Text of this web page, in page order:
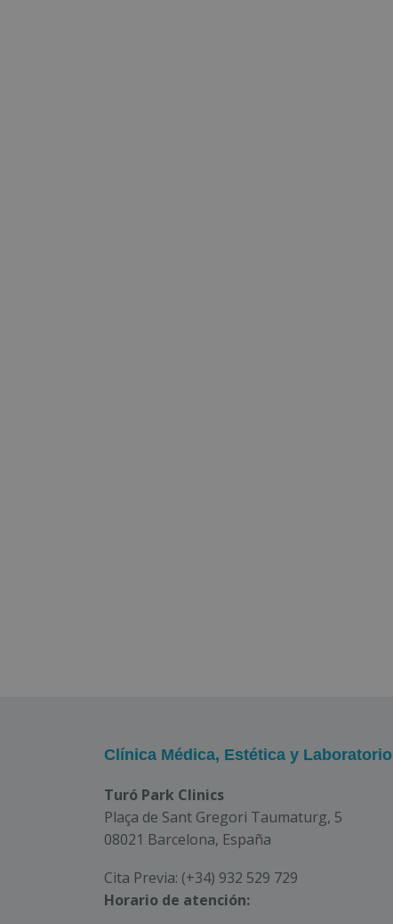
Clínica Médica, Estética y Laboratorio
Turó Park Clinics
Plaça de Sant Gregori Taumaturg, 5
08021 Barcelona, España
Cita Previa: (+34) 932 529 729
Horario de atención: